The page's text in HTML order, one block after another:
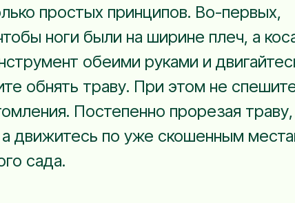
простых принципов. Во-первых,
ноги были на ширине плеч, а
обеими руками и
обнять траву. При этом не
Постепенно прорезая траву,
а движитесь по уже скошенным
сада.